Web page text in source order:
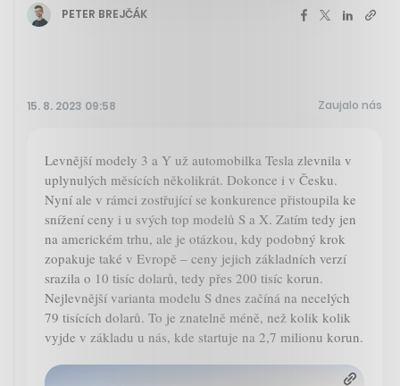
PETER BREJČÁK
15. 8. 2023 09:58 Zaujalo nás
Levnější modely 3 a Y už automobilka Tesla zlevnila v
uplynulých měsících několikrát. Dokonce i v Česku.
Nyní ale v rámci zostřující se konkurence přistoupila ke
snížení ceny i u svých top modelů S a X. Zatím tedy jen
na americkém trhu, ale je otázkou, kdy podobný krok
zopakuje také v Evropě – ceny jejich základních verzí
srazila o 10 tisíc dolarů, tedy přes 200 tisíc korun.
Nejlevnější varianta modelu S dnes začíná na necelých
79 tisících dolarů. To je znatelně méně, než kolik kolik
vyjde v základu u nás, kde startuje na 2,7 milionu korun.